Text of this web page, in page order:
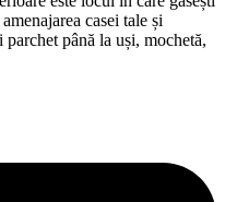
casei tale și
până la uși, mochetă,